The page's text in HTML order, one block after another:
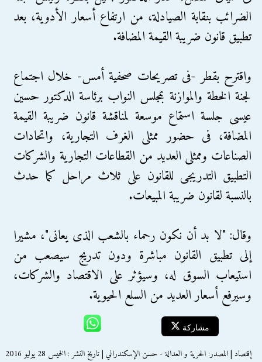
الضرائب بنقابة الصيادلة، من ارتفاع أسعار الأدوية، بعد
تطبيق قانون ضريبة القيمة المضافة.
واقترح بقطر -فى تصريحات صحفية أمس- خلال اجتماع
لجنة الخطة والموازنة بمجلس النواب برئاسة الدكتور حسين
عيسى جلسة استماع موسعة لمناقشة قانون ضريبة القيمة
المضافة، فى حضور ممثلى الغرف التجارية، واتحادات
الصناعات وممثلى العديد من القطاعات التجارية والشركات
التطبيق التدريجى للقانون على ثلاث مراحل كما حدث
بالنسبة لقانون ضريبة المبيعات.
وقال: "لا بد أن نكون رحماء بالشعب الذى يعانى"، مشيرا
إلى تطبيق القانون مباشرة ودون تدريج سيصعب من
استيعاب السوق له، وسيؤثر على الاقتصاد والشركات،
وسيرفع أسعار العديد من السلع الحيوية.
مشاركة
إقتصاد | المصدر: الحرية و العدالة - حسن الإسكندراني | تاريخ النشر : الخميس 28 يوليو 2016